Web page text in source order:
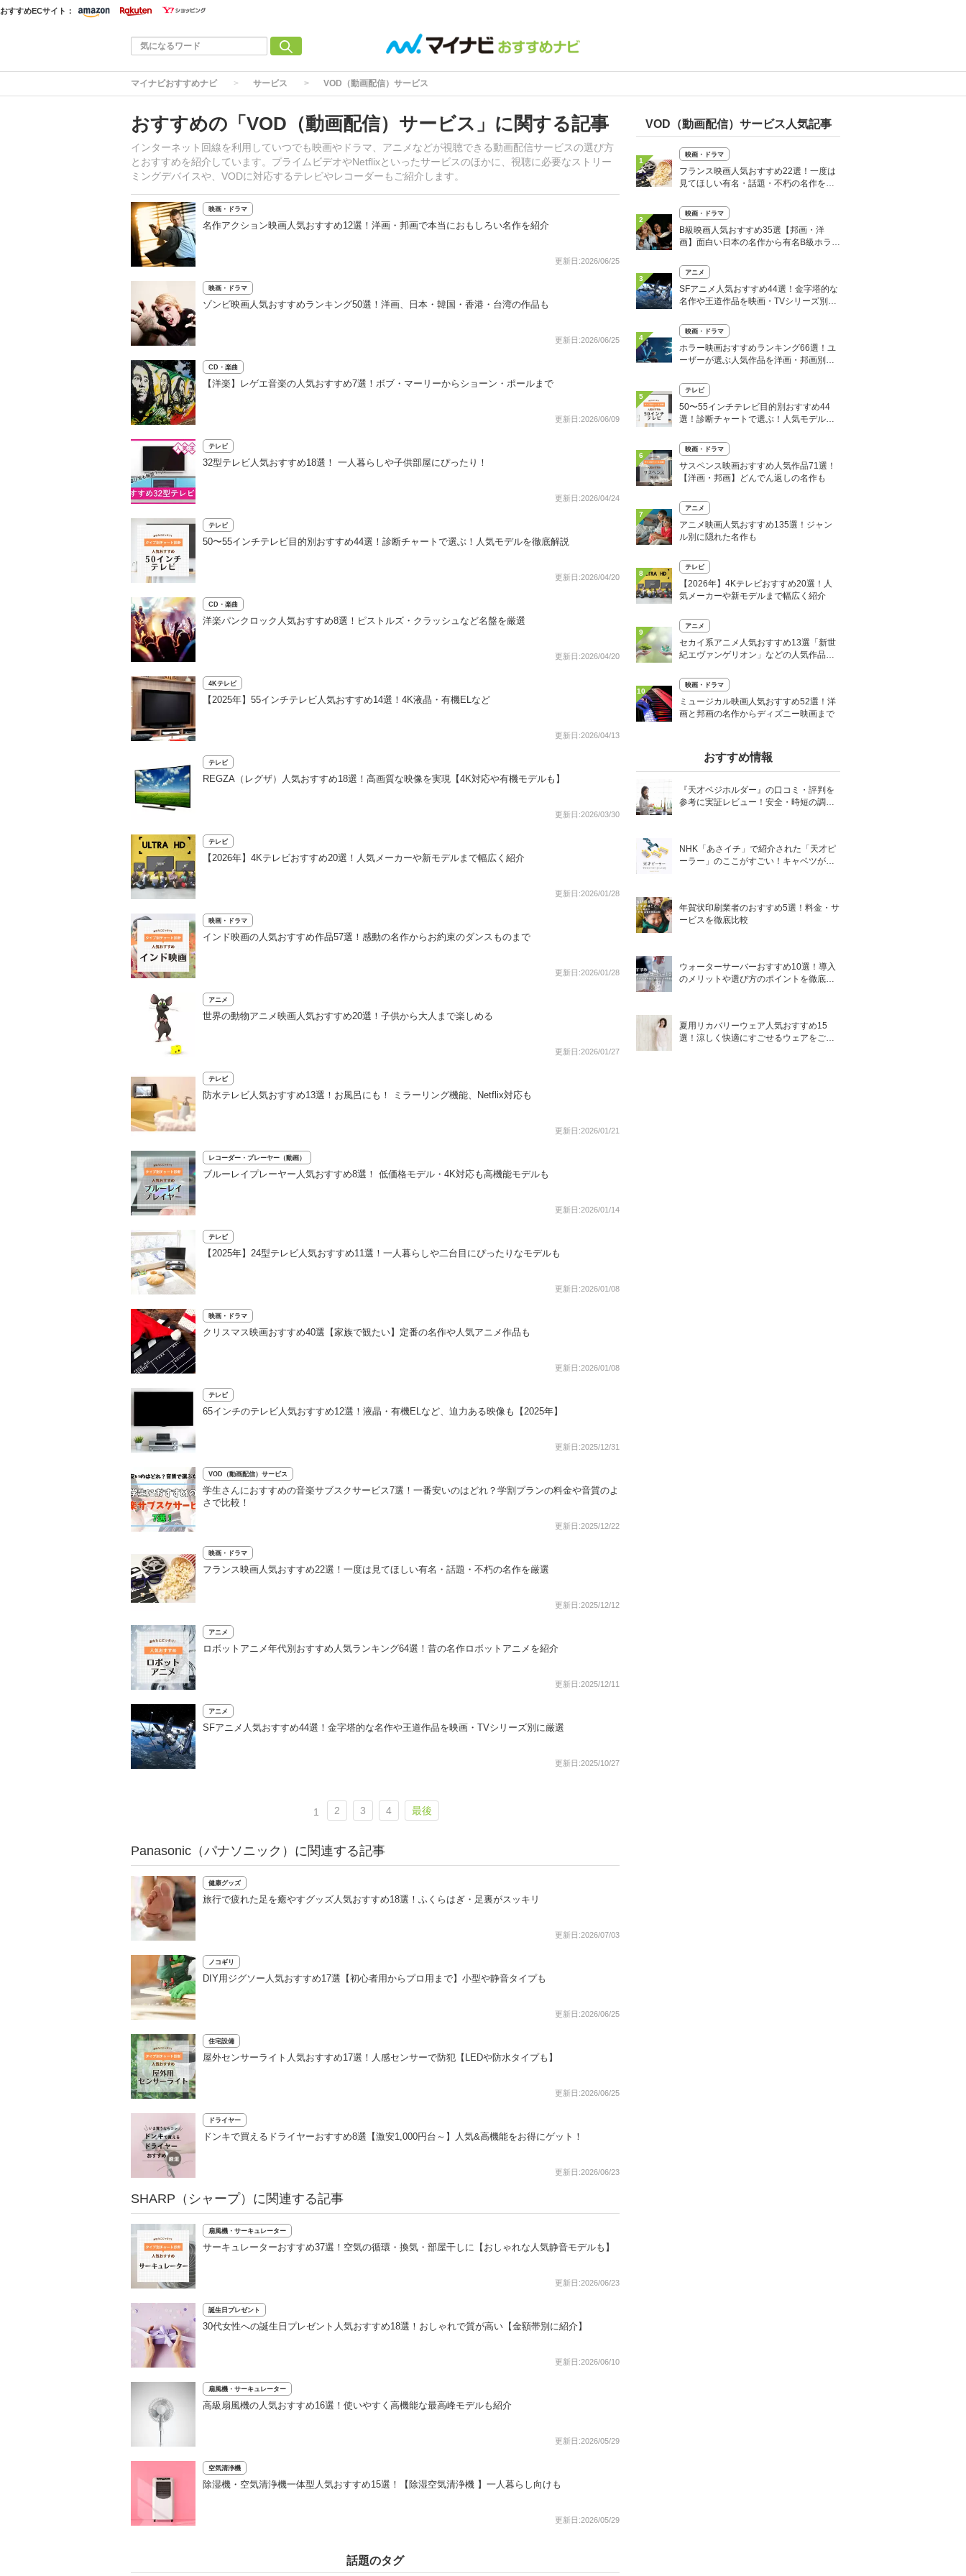
おすすめECサイト：
マイナビおすすめナビ サービス VOD（動画配信）サービス
おすすめの「VOD（動画配信）サービス」に関する記事
インターネット回線を利用していつでも映画やドラマ、アニメなどが視聴できる動画配信サービスの選び方
とおすすめを紹介しています。プライムビデオやNetflixといったサービスのほかに、視聴に必要なストリー
ミングデバイスや、VODに対応するテレビやレコーダーもご紹介します。
映画・ドラマ
名作アクション映画人気おすすめ12選！洋画・邦画で本当におもしろい名作を紹介
更新日:2026/06/25
映画・ドラマ
ゾンビ映画人気おすすめランキング50選！洋画、日本・韓国・香港・台湾の作品も
更新日:2026/06/25
CD・楽曲
【洋楽】レゲエ音楽の人気おすすめ7選！ボブ・マーリーからショーン・ポールまで
更新日:2026/06/09
テレビ
32型テレビ人気おすすめ18選！ 一人暮らしや子供部屋にぴったり！
更新日:2026/04/24
テレビ
50〜55インチテレビ目的別おすすめ44選！診断チャートで選ぶ！人気モデルを徹底解説
更新日:2026/04/20
CD・楽曲
洋楽パンクロック人気おすすめ8選！ピストルズ・クラッシュなど名盤を厳選
更新日:2026/04/20
4Kテレビ
【2025年】55インチテレビ人気おすすめ14選！4K液晶・有機ELなど
更新日:2026/04/13
テレビ
REGZA（レグザ）人気おすすめ18選！高画質な映像を実現【4K対応や有機モデルも】
更新日:2026/03/30
テレビ
【2026年】4Kテレビおすすめ20選！人気メーカーや新モデルまで幅広く紹介
更新日:2026/01/28
映画・ドラマ
インド映画の人気おすすめ作品57選！感動の名作からお約束のダンスものまで
更新日:2026/01/28
アニメ
世界の動物アニメ映画人気おすすめ20選！子供から大人まで楽しめる
更新日:2026/01/27
テレビ
防水テレビ人気おすすめ13選！お風呂にも！ ミラーリング機能、Netflix対応も
更新日:2026/01/21
レコーダー・プレーヤー（動画）
ブルーレイプレーヤー人気おすすめ8選！ 低価格モデル・4K対応も高機能モデルも
更新日:2026/01/14
テレビ
【2025年】24型テレビ人気おすすめ11選！一人暮らしや二台目にぴったりなモデルも
更新日:2026/01/08
映画・ドラマ
クリスマス映画おすすめ40選【家族で観たい】定番の名作や人気アニメ作品も
更新日:2026/01/08
テレビ
65インチのテレビ人気おすすめ12選！液晶・有機ELなど、迫力ある映像も【2025年】
更新日:2025/12/31
VOD（動画配信）サービス
学生さんにおすすめの音楽サブスクサービス7選！一番安いのはどれ？学割プランの料金や音質のよ
さで比較！
更新日:2025/12/22
映画・ドラマ
フランス映画人気おすすめ22選！一度は見てほしい有名・話題・不朽の名作を厳選
更新日:2025/12/12
アニメ
ロボットアニメ年代別おすすめ人気ランキング64選！昔の名作ロボットアニメを紹介
更新日:2025/12/11
アニメ
SFアニメ人気おすすめ44選！金字塔的な名作や王道作品を映画・TVシリーズ別に厳選
更新日:2025/10/27
1 2 3 4 最後
Panasonic（パナソニック）に関連する記事
健康グッズ
旅行で疲れた足を癒やすグッズ人気おすすめ18選！ふくらはぎ・足裏がスッキリ
更新日:2026/07/03
ノコギリ
DIY用ジグソー人気おすすめ17選【初心者用からプロ用まで】小型や静音タイプも
更新日:2026/06/25
住宅設備
屋外センサーライト人気おすすめ17選！人感センサーで防犯【LEDや防水タイプも】
更新日:2026/06/25
ドライヤー
ドンキで買えるドライヤーおすすめ8選【激安1,000円台～】人気&高機能をお得にゲット！
更新日:2026/06/23
SHARP（シャープ）に関連する記事
扇風機・サーキュレーター
サーキュレーターおすすめ37選！空気の循環・換気・部屋干しに【おしゃれな人気静音モデルも】
更新日:2026/06/23
誕生日プレゼント
30代女性への誕生日プレゼント人気おすすめ18選！おしゃれで質が高い【金額帯別に紹介】
更新日:2026/06/10
扇風機・サーキュレーター
高級扇風機の人気おすすめ16選！使いやすく高機能な最高峰モデルも紹介
更新日:2026/05/29
空気清浄機
除湿機・空気清浄機一体型人気おすすめ15選！【除湿空気清浄機 】一人暮らし向けも
更新日:2026/05/29
話題のタグ
VOD（動画配信）サービス人気記事
1
映画・ドラマ
フランス映画人気おすすめ22選！一度は
見てほしい有名・話題・不朽の名作を厳
2
映画・ドラマ
B級映画人気おすすめ35選【邦画・洋
画】面白い日本の名作から有名B級ホラー
3
アニメ
SFアニメ人気おすすめ44選！金字塔的な
名作や王道作品を映画・TVシリーズ別に
4
映画・ドラマ
ホラー映画おすすめランキング66選！ユ
ーザーが選ぶ人気作品を洋画・邦画別に
5
テレビ
50〜55インチテレビ目的別おすすめ44
選！診断チャートで選ぶ！人気モデルを
6
映画・ドラマ
サスペンス映画おすすめ人気作品71選！
【洋画・邦画】どんでん返しの名作も
7
アニメ
アニメ映画人気おすすめ135選！ジャン
ル別に隠れた名作も
8
テレビ
【2026年】4Kテレビおすすめ20選！人
気メーカーや新モデルまで幅広く紹介
9
アニメ
セカイ系アニメ人気おすすめ13選「新世
紀エヴァンゲリオン」などの人気作品を
10
映画・ドラマ
ミュージカル映画人気おすすめ52選！洋
画と邦画の名作からディズニー映画まで
おすすめ情報
『天才ベジホルダー』の口コミ・評判を
参考に実証レビュー！安全・時短の調理
NHK「あさイチ」で紹介された「天才ピ
ーラー」のここがすごい！キャベツがほ
年賀状印刷業者のおすすめ5選！料金・サ
ービスを徹底比較
ウォーターサーバーおすすめ10選！導入
のメリットや選び方のポイントを徹底解
夏用リカバリーウェア人気おすすめ15
選！涼しく快適にすごせるウェアをご紹